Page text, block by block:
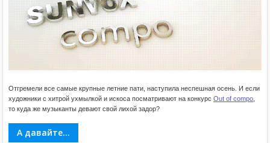
Отгремели все самые крупные летние пати, наступила неспешная осень. И если
художники с хитрой ухмылкой и искоса посматривают на конкурс Out of compo
то куда же музыканты девают свой лихой задор?
А давайте...